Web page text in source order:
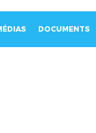
DOCUMENTS